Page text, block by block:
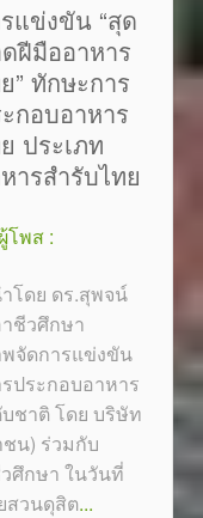
แข่งขัน “สุด
ฝีมืออาหาร
” ทักษะการ
กอบอาหาร
ประเภท
ารสำรับไทย
ผู้โพส :
โดย ดร.สุพจน์
ชีวศึกษา
พจัดการแข่งขัน
ประกอบอาหาร
ชาติ โดย บริษัท
น) ร่วมกับ
ศึกษา ในวันที่
วนดุสิต...